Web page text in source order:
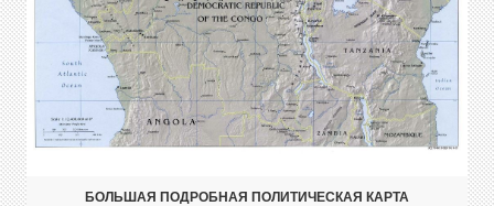
БОЛЬШАЯ ПОДРОБНАЯ ПОЛИТИЧЕСКАЯ КАРТА